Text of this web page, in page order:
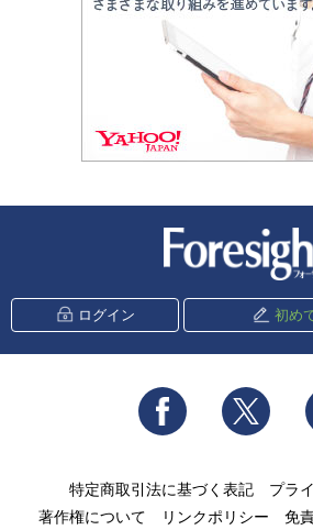
ログイン 初め
Facebook
特定商取引法に基づく表記
プラ
著作権について
リンクポリシー 免